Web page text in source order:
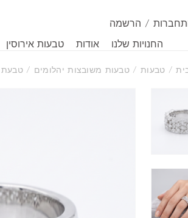
/ הרשמה
החנויות שלנו
אודות טבעות אירוסין
/ טבעות / טבעות משובצות יהלומים / טבעת